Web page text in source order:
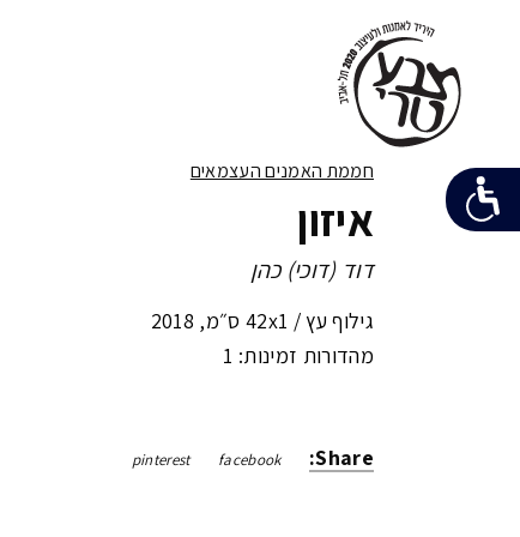
חממת האמנים העצמאים
איזון
דוד (דוכי) כהן
גילוף עץ / 42x1 ס״מ ,
מהדורות זמינות: 1
Share:
facebook
pinterest